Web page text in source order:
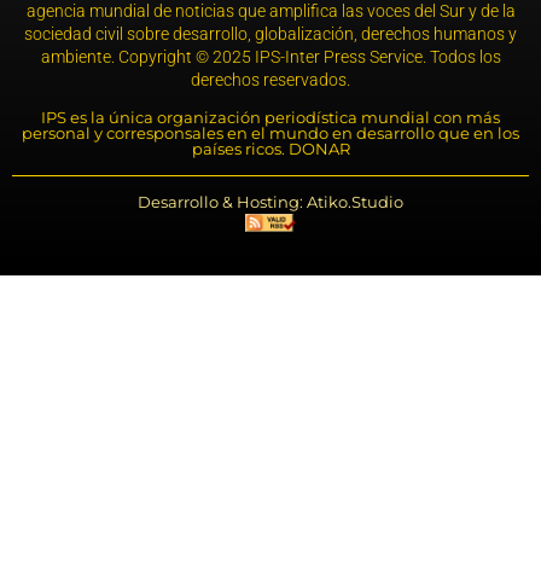
agencia mundial de noticias que amplifica las voces del Sur y de la
sociedad civil sobre desarrollo, globalización, derechos humanos y
ambiente. Copyright © 2025 IPS-Inter Press Service. Todos los
derechos reservados.
IPS es la única organización periodística mundial con más
personal y corresponsales en el mundo en desarrollo que en los
países ricos. DONAR
Desarrollo & Hosting: Atiko.Studio